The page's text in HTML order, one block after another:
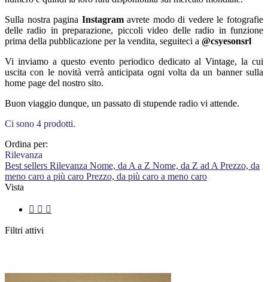
Sulla nostra pagina Instagramavrete modo di vedere le fotografie
delle radio in preparazione, piccoli video delle radio in funzione
prima della pubblicazione per la vendita, seguiteci a @csyesonsrl
Vi inviamo a questo evento periodico dedicato al Vintage, la cui
uscita con le novità verrà anticipata ogni volta da un banner sulla
home page del nostro sito.
Buon viaggio dunque, un passato di stupende radio vi attende.
Ci sono 4 prodotti.
Ordina per:
Rilevanza
Best sellers Rilevanza Nome, da A a Z Nome, da Z ad APrezzo, da
meno caro a più caro Prezzo, da più caro a meno caro
Vista
  
Filtri attivi